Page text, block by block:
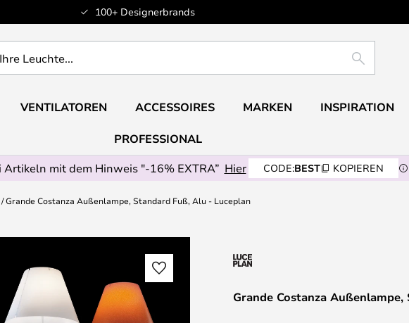
100+ Designerbrands
SUCHE
VENTILATOREN ACCESSOIRES MARKEN INSPIRATION
PROFESSIONAL
mit dem Hinweis "-16% EXTRA” Hier CODE:BEST KOPIEREN
Grande Costanza Außenlampe, Standard Fuß, Alu - Luceplan
Grande Costanza